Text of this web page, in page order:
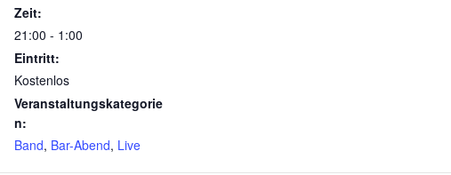
Zeit:
21:00 - 1:00
Eintritt:
Kostenlos
Veranstaltungskategorie
n:
Band, Bar-Abend, Live